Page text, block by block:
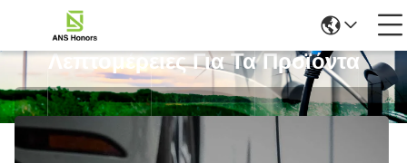
Λεπτομέρειες Για Τα Προϊόντα